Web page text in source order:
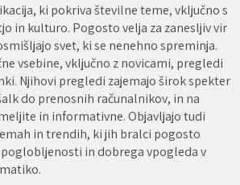
ki pokriva številne teme, vključno s
in kulturo. Pogosto velja za zanesljiv vir
svet, ki se nenehno spreminja.
vsebine, vključno z novicami, pregledi
Njihovi pregledi zajemajo širok spekter
do prenosnih računalnikov, in na
in informativne. Objavljajo tudi
in trendih, ki jih bralci pogosto
in dobrega vpogleda v